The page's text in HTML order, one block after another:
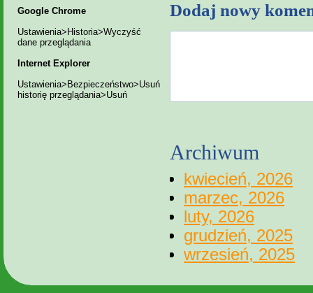
Google Chrome
Ustawienia>Historia>Wyczyść
dane przeglądania
Internet Explorer
Ustawienia>Bezpieczeństwo>Usuń
historię przeglądania>Usuń
Dodaj nowy
Archiwum
kwiecień, 2026
marzec, 2026
luty, 2026
grudzień, 2025
wrzesień, 2025